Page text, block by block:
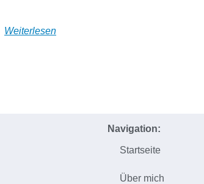
Weiterlesen
Navigation:
Startseite
Über mich